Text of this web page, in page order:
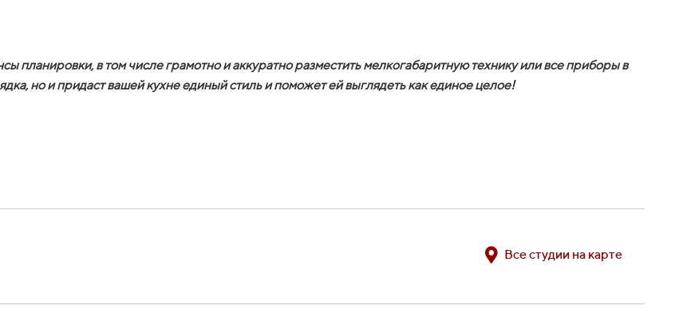
планировки, в том числе грамотно и аккуратно разместить мелкогабаритную технику или все приборы в
но и придаст вашей кухне единый стиль и поможет ей выглядеть как единое целое!
Все студии на карте